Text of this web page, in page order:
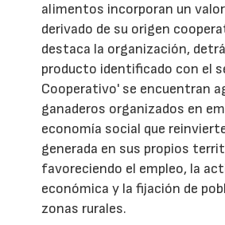
alimentos incorporan un
derivado de su origen
destaca la organización,
producto identificado con el
Cooperativo' se encuentran
ganaderos organizados en
economía social que
generada en sus propios
favoreciendo el empleo, la
económica y la fijación de
zonas rurales.